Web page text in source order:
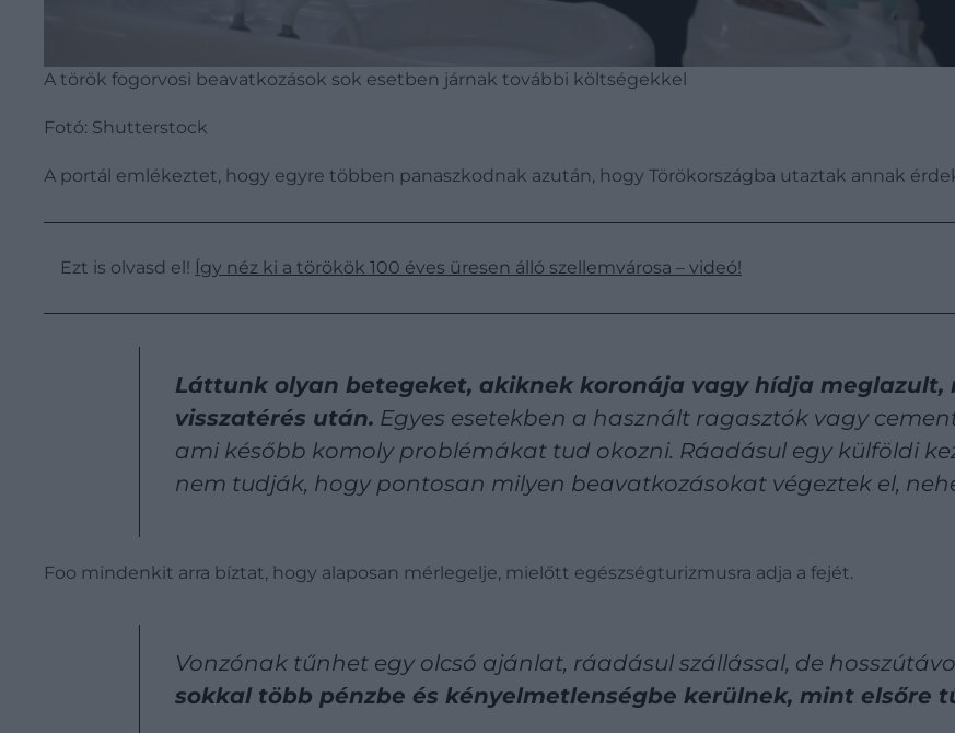
A török fogorvosi beavatkozások sok esetben járnak további költségekkel
Fotó: Shutterstock
A portál emlékeztet, hogy egyre többen panaszkodnak azután, hogy Törökországba utaztak annak
Ezt is olvasd el! Így néz ki a törökök 100 éves üresen álló szellemvárosa – videó!
Láttunk olyan betegeket, akiknek koronája vagy hídja meglazult,
visszatérés után. Egyes esetekben a használt ragasztók vagy
ami később komoly problémákat tud okozni. Ráadásul egy külföldi
nem tudják, hogy pontosan milyen beavatkozásokat végeztek el,
Foo mindenkit arra bíztat, hogy alaposan mérlegelje, mielőtt egészségturizmusra adja a fejét.
Vonzónak tűnhet egy olcsó ajánlat, ráadásul szállással, de
sokkal több pénzbe és kényelmetlenségbe kerülnek, mint elsőre